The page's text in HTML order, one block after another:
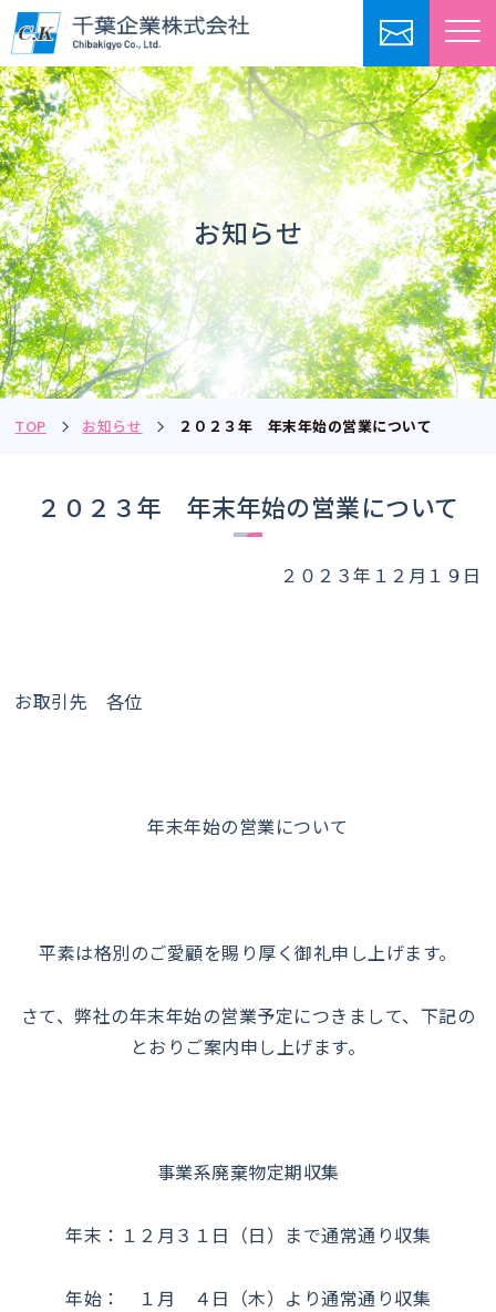
お知らせ
TOP お知らせ ２０２３年 年末年始の営業について
２０２３年 年末年始の営業について
２０２３年１２月１９日
お取引先 各位
年末年始の営業について
平素は格別のご愛顧を賜り厚く御礼申し上げます。
さて、弊社の年末年始の営業予定につきまして、下記の
とおりご案内申し上げます。
事業系廃棄物定期収集
年末：１２月３１日（日）まで通常通り収集
年始： １月 ４日（木）より通常通り収集